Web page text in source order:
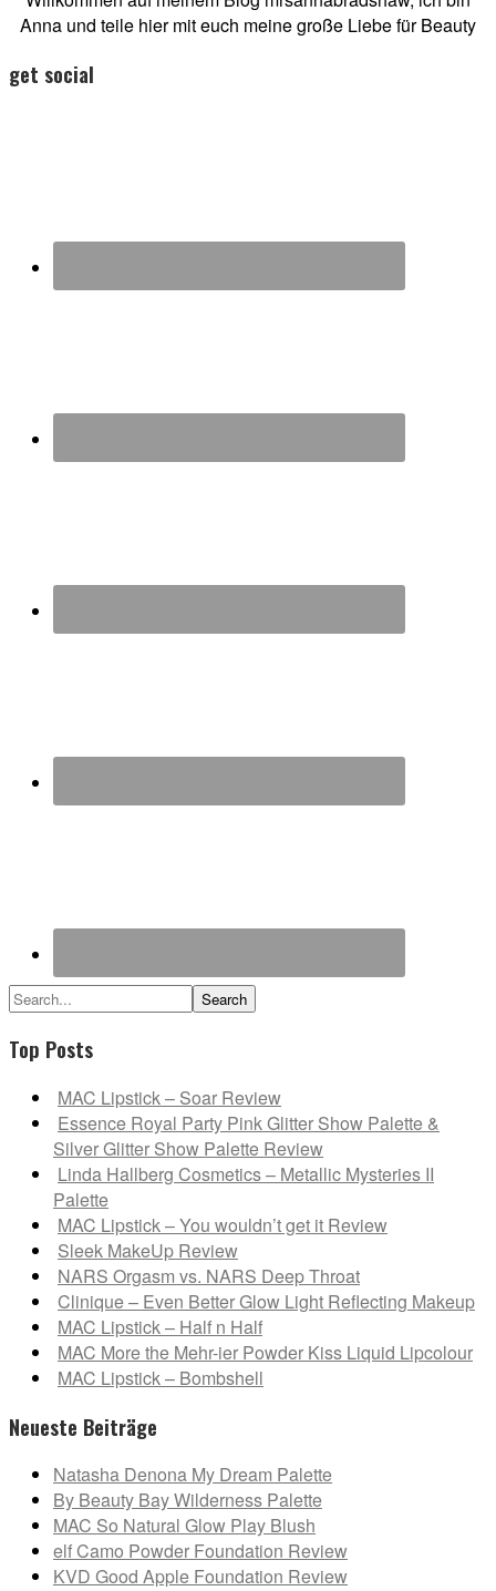
Anna und teile hier mit euch meine große Liebe für Beauty
get social
Search...
Top Posts
MAC Lipstick – Soar Review
Essence Royal Party Pink Glitter Show Palette &
Silver Glitter Show Palette Review
Linda Hallberg Cosmetics – Metallic Mysteries II
Palette
MAC Lipstick – You wouldn’t get it Review
Sleek MakeUp Review
NARS Orgasm vs. NARS Deep Throat
Clinique – Even Better Glow Light Reflecting Makeup
MAC Lipstick – Half n Half
MAC More the Mehr-ier Powder Kiss Liquid Lipcolour
MAC Lipstick – Bombshell
Neueste Beiträge
Natasha Denona My Dream Palette
By Beauty Bay Wilderness Palette
MAC So Natural Glow Play Blush
elf Camo Powder Foundation Review
KVD Good Apple Foundation Review